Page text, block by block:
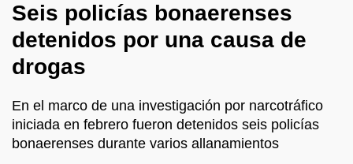
Seis policías bonaerenses
detenidos por una causa de
drogas
En el marco de una investigación por narcotráfico
iniciada en febrero fueron detenidos seis policías
bonaerenses durante varios allanamientos